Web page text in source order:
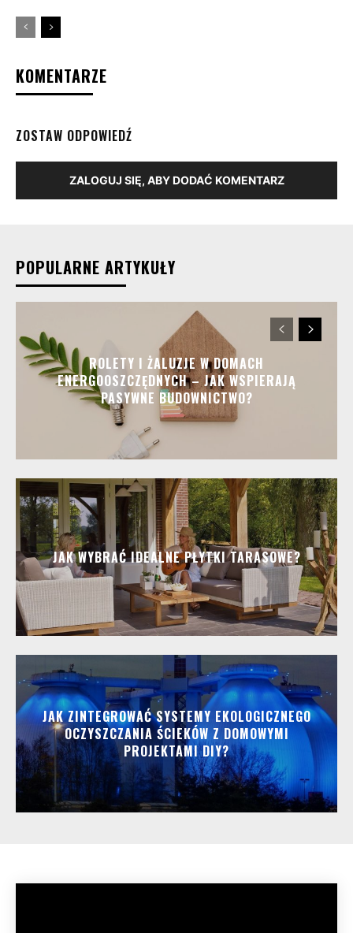
KOMENTARZE
ZOSTAW ODPOWIEDŹ
ZALOGUJ SIĘ, ABY DODAĆ KOMENTARZ
POPULARNE ARTYKUŁY
ROLETY I ŻALUZJE W DOMACH
ENERGOOSZCZĘDNYCH – JAK WSPIERAJĄ
PASYWNE BUDOWNICTWO?
JAK WYBRAĆ IDEALNE PŁYTKI TARASOWE?
JAK ZINTEGROWAĆ SYSTEMY EKOLOGICZNEGO
OCZYSZCZANIA ŚCIEKÓW Z DOMOWYMI
PROJEKTAMI DIY?